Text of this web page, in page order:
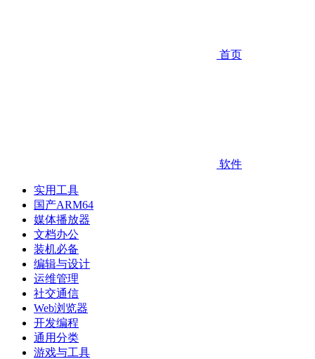
首页
软件
实用工具
国产ARM64
媒体播放器
文档办公
装机必备
编辑与设计
运维管理
社交通信
Web浏览器
开发编程
通用分类
游戏与工具